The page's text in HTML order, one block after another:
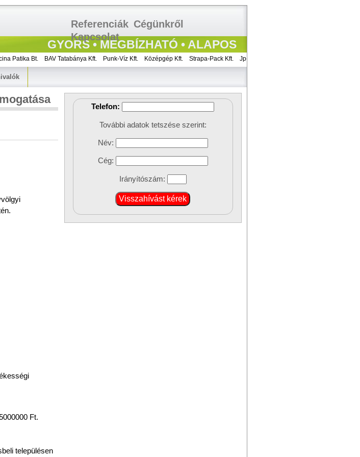
Referenciák Cégünkről
Kapcsolat
GYORS • MEGBÍZHATÓ • ALAPOS
Patika Bt. BAV Tatabánya Kft. Punk-Víz Kft. Középgép Kft. Strapa-Pack Kft. Jp-Team Gépész Kft.
Ft.
településen
Telefon:
További adatok tetszése szerint:
Név:
Cég:
Irányítószám: